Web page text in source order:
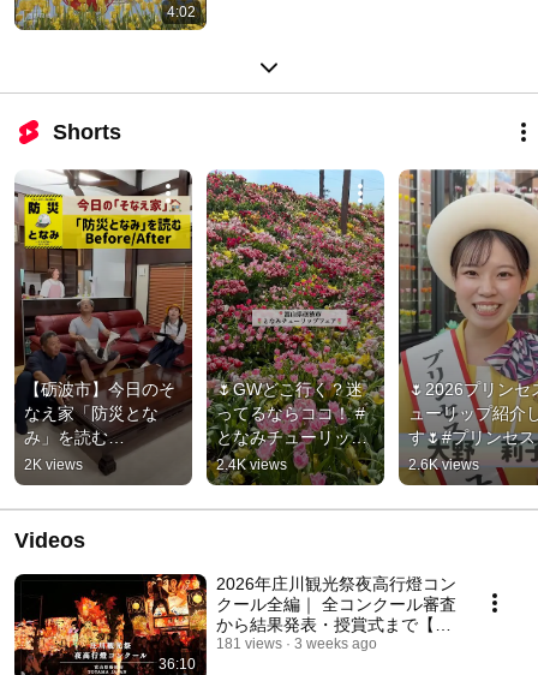
4:02
Shorts
【砺波市】今日のそ
なえ家「防災とな
み」を読む
Before/After #防災 #
防災あるある #砺波
市
2K views
🌷GWどこ行く？迷
ってるならココ！ #
となみチューリップ
フェア #富山観光 #
砺波市  #ＧＷおでか
け #toyama
2.4K views
🌷2026プリンセ
ューリップ紹介
す🌷#プリンセ
ューリップ #と
チューリップフ
#砺波市
2.6K views
Videos
36:10
2026年庄川観光祭夜高行燈コン
クール全編｜ 全コンクール審査
から結果発表・授賞式まで【タ
イムスタンプ付】
181 views 3 weeks ago